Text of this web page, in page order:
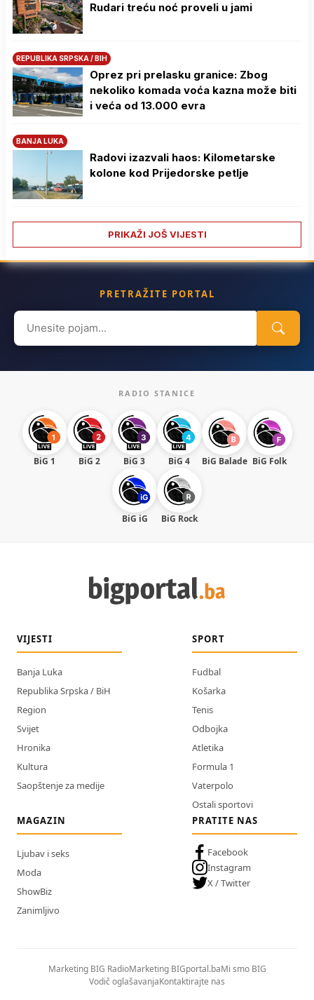
Rudari treću noć proveli u jami
REPUBLIKA SRPSKA / BIH
Oprez pri prelasku granice: Zbog
nekoliko komada voća kazna može biti
i veća od 13.000 evra
BANJA LUKA
Radovi izazvali haos: Kilometarske
kolone kod Prijedorske petlje
PRIKAŽI JOŠ VIJESTI
PRETRAŽITE PORTAL
Search
for:
RADIO STANICE
BiG 1 BiG 2 BiG 3 BiG 4 BiG Balade BiG Folk
BiG iG BiG Rock
VIJESTI
Banja Luka
Republika Srpska / BiH
Region
Svijet
Hronika
Kultura
Saopštenje za medije
SPORT
Fudbal
Košarka
Tenis
Odbojka
Atletika
Formula 1
Vaterpolo
Ostali sportovi
MAGAZIN
Ljubav i seks
Moda
ShowBiz
Zanimljivo
PRATITE NAS
Facebook
Instagram
X / Twitter
Marketing BIG RadioMarketing BIGportal.baMi smo BIG
Vodič oglašavanjaKontaktirajte nas